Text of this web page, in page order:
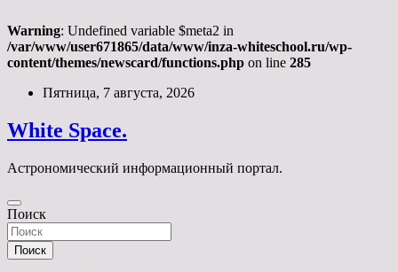
Warning: Undefined variable $meta2 in
/var/www/user671865/data/www/inza-whiteschool.ru/wp-
content/themes/newscard/functions.php on line 285
Перейти
содержимому
Пятница, 7 августа, 2026
White Space.
Астрономический информационный портал.
Поиск
Поиск